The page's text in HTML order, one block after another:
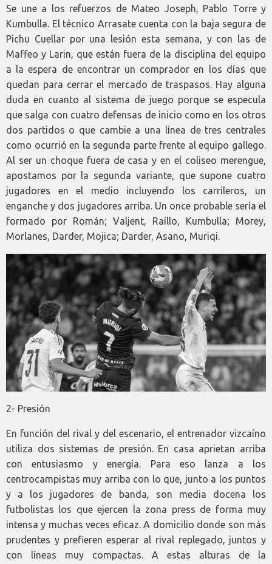
Se une a los refuerzos de Mateo Joseph, Pablo Torre y
Kumbulla. El técnico Arrasate cuenta con la baja segura de
Pichu Cuellar por una lesión esta semana, y con las de
Maffeo y Larin, que están fuera de la disciplina del equipo
a la espera de encontrar un comprador en los días que
quedan para cerrar el mercado de traspasos. Hay alguna
duda en cuanto al sistema de juego porque se especula
que salga con cuatro defensas de inicio como en los otros
dos partidos o que cambie a una línea de tres centrales
como ocurrió en la segunda parte frente al equipo gallego.
Al ser un choque fuera de casa y en el coliseo merengue,
apostamos por la segunda variante, que supone cuatro
jugadores en el medio incluyendo los carrileros, un
enganche y dos jugadores arriba. Un once probable sería el
formado por Román; Valjent, Raíllo, Kumbulla; Morey,
Morlanes, Darder, Mojica; Darder, Asano, Muriqi.
2- Presión
En función del rival y del escenario, el entrenador vizcaíno
utiliza dos sistemas de presión. En casa aprietan arriba
con entusiasmo y energía. Para eso lanza a los
centrocampistas muy arriba con lo que, junto a los puntos
y a los jugadores de banda, son media docena los
futbolistas los que ejercen la zona press de forma muy
intensa y muchas veces eficaz. A domicilio donde son más
prudentes y prefieren esperar al rival replegado, juntos y
con líneas muy compactas. A estas alturas de la